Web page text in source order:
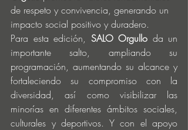
de respeto y convivencia, generando un
impacto social positivo y duradero.
Para esta edición, SALO Orgullo da un
importante salto, ampliando su
programación, aumentando su alcance y
fortaleciendo su compromiso con la
diversidad, así como visibilizar las
minorías en diferentes ámbitos sociales,
culturales y deportivos. Y con el apoyo